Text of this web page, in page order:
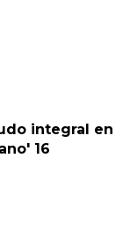
integral en
16